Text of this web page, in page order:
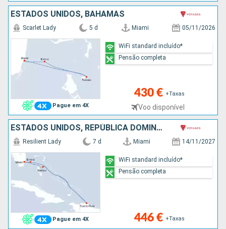
ESTADOS UNIDOS, BAHAMAS
Pague em 4X
Scarlet Lady 5 d Miami 05/11/2026
430 € +Taxas
Voo disponível
WiFi standard incluído*
Pensão completa
ESTADOS UNIDOS, REPÚBLICA DOMINICANA, BAHAMAS
Pague em 4X
Resilient Lady 7 d Miami 14/11/2027
446 € +Taxas
WiFi standard incluído*
Pensão completa